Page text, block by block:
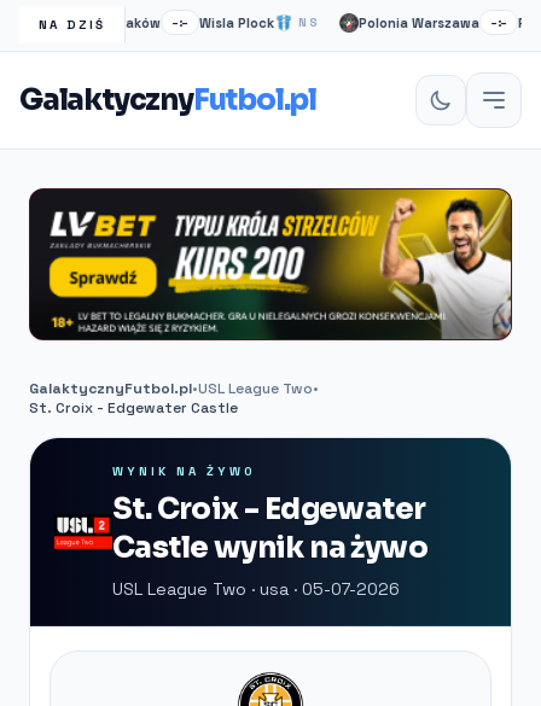
NA DZIŚ
Wisła Kraków –:– Wisla Plock NS Polonia Warszawa –:– Ruch
GalaktycznyFutbol.pl
GalaktycznyFutbol.pl•USL League Two•
St. Croix - Edgewater Castle
WYNIK NA ŻYWO
St. Croix - Edgewater
Castle wynik na żywo
USL League Two · usa · 05-07-2026